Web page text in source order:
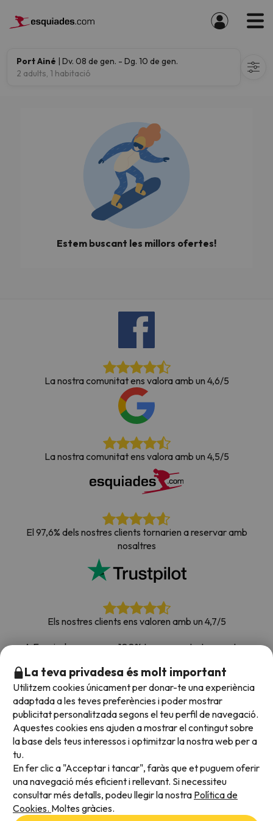
Port Ainé | Dv. 08 de gen. - Dg. 10 de gen.
2 adults, 1 habitació
Estem buscant les millors ofertes!
La nostra comunitat ens valora amb un 4,6/5
La nostra comunitat ens valora amb un 4,5/5
El 97,6% dels nostres clients tornarien a reservar amb
nosaltres
Els nostres clients ens valoren amb un 4,7/5
A Esquiades.com som 100% transparents. Les nostres
opinió, totes les enquestes que rebem i que publiquem a la
web són de clients reals.
Confia en nosaltres|Hem portat de viatge més de
700.000 persones a la neu.
Acceptem
La teva privadesa és molt important
Utilitzem cookies únicament per donar-te una experiència
adaptada a les teves preferències i poder mostrar
publicitat personalitzada segons el teu perfil de navegació.
Aquestes cookies ens ajuden a mostrar el contingut sobre
la base dels teus interessos i optimitzar la nostra web per a
tu.
En fer clic a "Acceptar i tancar", faràs que et puguem oferir
una navegació més eficient i rellevant. Si necessiteu
consultar més detalls, podeu llegir la nostra Política de
Cookies. Moltes gràcies.